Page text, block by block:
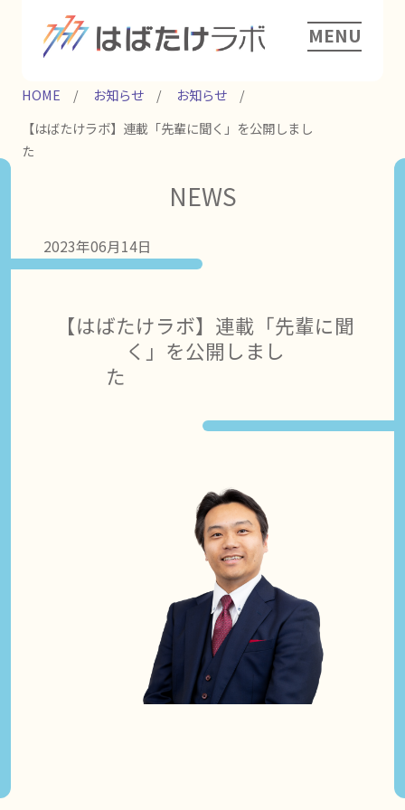
MENU
HOME お知らせ
お知らせ
【はばたけラボ】連載「先輩に聞く」を公開しまし
た
NEWS
2023年06月14日
【はばたけラボ】連載「先輩に聞
く」を公開しまし
た